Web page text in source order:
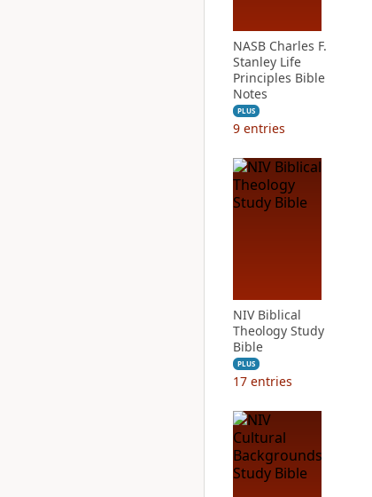
NASB Charles F.
Stanley Life
Principles Bible
Notes
PLUS
9 entries
NIV Biblical
Theology Study
Bible
PLUS
17 entries